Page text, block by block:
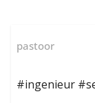
pastoor
#ingenieur